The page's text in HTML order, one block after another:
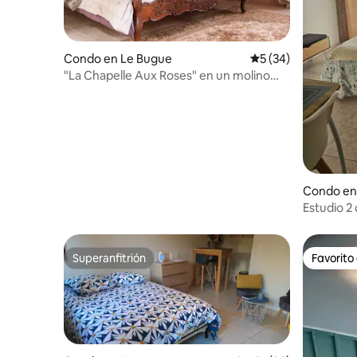
Condo en Le Bugue Calificación
5 (34)
"La Chapelle Aux Roses" en un molino
Condo
Estudio
Superanfitrión
Superanfitrión